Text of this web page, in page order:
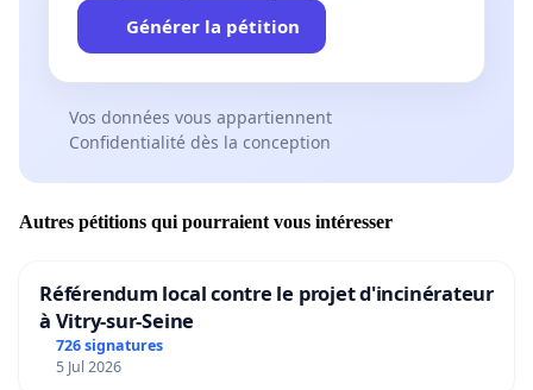
Générer la pétition
Vos données vous appartiennent
Confidentialité dès la conception
Autres pétitions qui pourraient vous intéresser
Référendum local contre le projet d'incinérateur
à Vitry-sur-Seine
726 signatures
5 Jul 2026